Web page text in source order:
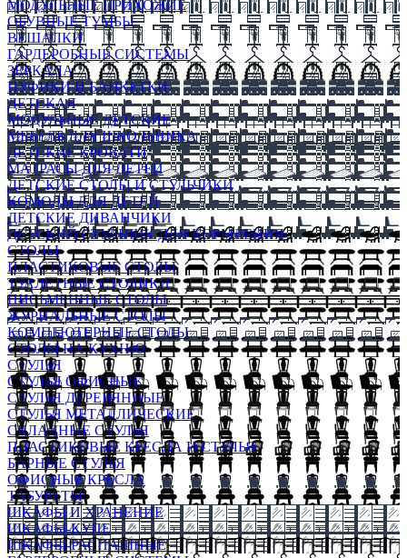
МОДУЛЬНЫЕ ПРИХОЖИЕ
ОБУВНЫЕ ТУМБЫ
ВЕШАЛКИ
ГАРДЕРОБНЫЕ СИСТЕМЫ
ЗЕРКАЛА
ПУФИКИ И БАНКЕТКИ
ДЕТСКАЯ
МОДУЛЬНЫЕ ДЕТСКИЕ
МЕБЕЛЬ ДЛЯ ШКОЛЬНИКА
ДЕТСКИЕ КРОВАТИ
МАТРАСЫ ДЛЯ ДЕТЕЙ
ДЕТСКИЕ СТОЛЫ И СТУЛЬЧИКИ
КОМОДЫ ДЛЯ ДЕТЕЙ
ДЕТСКИЕ ДИВАНЧИКИ
ДЕТСКИЙ СТУЛЬЧИК ДЛЯ КОРМЛЕНИЯ
СТОЛЫ
ПЛАСТИКОВЫЕ СТОЛЫ
ТУАЛЕТНЫЕ СТОЛИКИ
ПИСЬМЕННЫЕ СТОЛЫ
ЖУРНАЛЬНЫЕ СТОЛЫ
КОМПЬЮТЕРНЫЕ СТОЛЫ
СТОЛЫ НА КУХНЮ
СТУЛЬЯ
СТУЛЬЯ ОФИСНЫЕ
СТУЛЬЯ ДЕРЕВЯННЫЕ
СТУЛЬЯ МЕТАЛЛИЧЕСКИЕ
СКЛАДНЫЕ СТУЛЬЯ
ПЛАСТИКОВЫЕ КРЕСЛА И СТУЛЬЯ
БАРНЫЕ СТУЛЬЯ
ОФИСНЫЕ КРЕСЛА
ТАБУРЕТЫ
ШКАФЫ И ХРАНЕНИЕ
ШКАФЫ-КУПЕ
ШКАФЫ-РАСПАШНЫЕ